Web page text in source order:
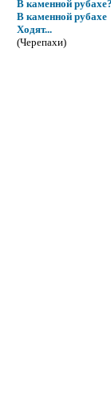
В каменной
В каменной рубахе
Ходят...
(Черепахи)